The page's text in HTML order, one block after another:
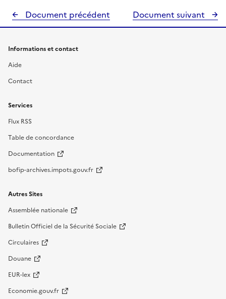
Document précédent Document suivant
Informations et contact
Aide
Contact
Services
Flux RSS
Table de concordance
Documentation
bofip-archives.impots.gouv.fr
Autres Sites
Assemblée nationale
Bulletin Officiel de la Sécurité Sociale
Circulaires
Douane
EUR-lex
Economie.gouv.fr